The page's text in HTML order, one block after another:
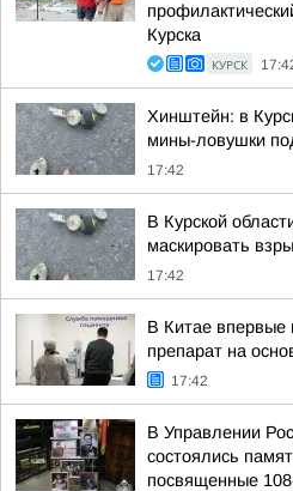
Курска
КУРСК
Хинштейн: в
мины-ловушки
17:42
В Курской
маскировать
17:42
В Китае впервые
препарат на
17:42
В Управлении
состоялись
посвященные